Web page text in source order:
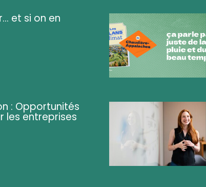
et si on en
: Opportunités
les entreprises